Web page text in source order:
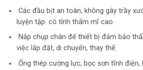
Các đầu bịt an toàn, không gây trầy
luyện tập. có tính thẩm mĩ cao.
Nắp chụp chân đế thiết bị đảm bảo
việc lắp đặt, di chuyển, thay thế.
Ống thép cường lực, bọc sơn tĩnh điện,